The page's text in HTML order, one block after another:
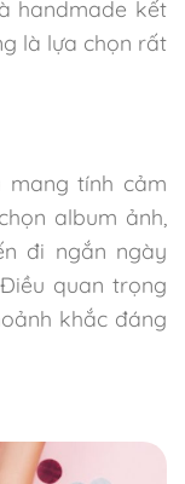
handmade kết
là lựa chọn rất
mang tính cảm
album ảnh,
đi ngắn ngày
quan trọng
khắc đáng